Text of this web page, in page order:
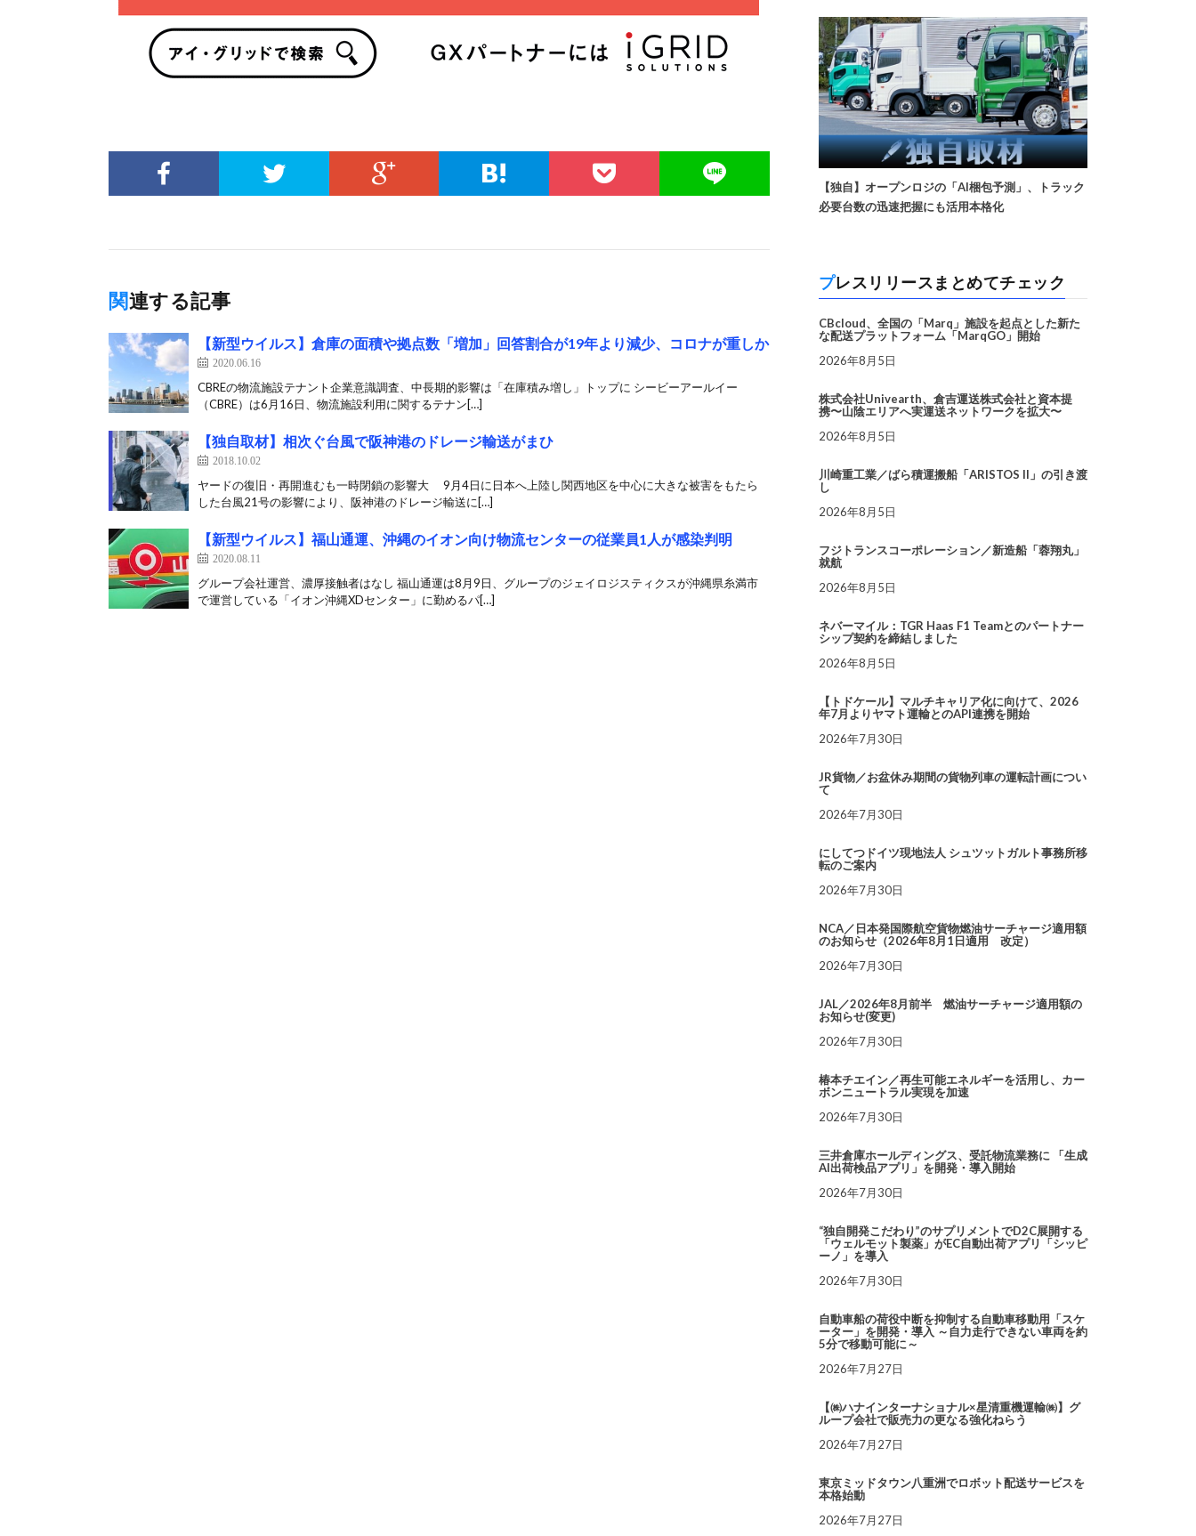
関連する記事
【新型ウイルス】倉庫の面積や拠点数「増加」回答割合が19年より減少、コロナが重しか
2020.06.16
CBREの物流施設テナント企業意識調査、中長期的影響は「在庫積み増し」トップに シービーアールイー
（CBRE）は6月16日、物流施設利用に関するテナン[…]
【独自取材】相次ぐ台風で阪神港のドレージ輸送がまひ
2018.10.02
ヤードの復旧・再開進むも一時閉鎖の影響大 9月4日に日本へ上陸し関西地区を中心に大きな被害をもたら
した台風21号の影響により、阪神港のドレージ輸送に[…]
【新型ウイルス】福山通運、沖縄のイオン向け物流センターの従業員1人が感染判明
2020.08.11
グループ会社運営、濃厚接触者はなし 福山通運は8月9日、グループのジェイロジスティクスが沖縄県糸満市
で運営している「イオン沖縄XDセンター」に勤めるパ[…]
【独自】オープンロジの「AI梱包予測」、トラック
必要台数の迅速把握にも活用本格化
プレスリリースまとめてチェック
CBcloud、全国の「Marq」施設を起点とした新た
な配送プラットフォーム「MarqGO」開始
2026年8月5日
株式会社Univearth、倉吉運送株式会社と資本提
携〜山陰エリアへ実運送ネットワークを拡大〜
2026年8月5日
川崎重工業／ばら積運搬船「ARISTOS II」の引き渡
し
2026年8月5日
フジトランスコーポレーション／新造船「蓉翔丸」
就航
2026年8月5日
ネバーマイル：TGR Haas F1 Teamとのパートナー
シップ契約を締結しました
2026年8月5日
【トドケール】マルチキャリア化に向けて、2026
年7月よりヤマト運輸とのAPI連携を開始
2026年7月30日
JR貨物／お盆休み期間の貨物列車の運転計画につい
て
2026年7月30日
にしてつドイツ現地法人 シュツットガルト事務所移
転のご案内
2026年7月30日
NCA／日本発国際航空貨物燃油サーチャージ適用額
のお知らせ（2026年8月1日適用 改定）
2026年7月30日
JAL／2026年8月前半 燃油サーチャージ適用額の
お知らせ(変更)
2026年7月30日
椿本チエイン／再生可能エネルギーを活用し、カー
ボンニュートラル実現を加速
2026年7月30日
三井倉庫ホールディングス、受託物流業務に 「生成
AI出荷検品アプリ」を開発・導入開始
2026年7月30日
“独自開発こだわり”のサプリメントでD2C展開する
「ウェルモット製薬」がEC自動出荷アプリ「シッピ
ーノ」を導入
2026年7月30日
自動車船の荷役中断を抑制する自動車移動用「スケ
ーター」を開発・導入 ～自力走行できない車両を約
5分で移動可能に～
2026年7月27日
【㈱ハナインターナショナル×星清重機運輸㈱】グ
ループ会社で販売力の更なる強化ねらう
2026年7月27日
東京ミッドタウン八重洲でロボット配送サービスを
本格始動
2026年7月27日